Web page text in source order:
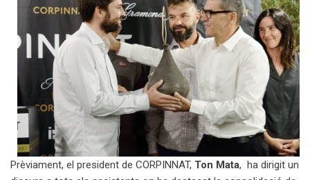
Prèviament, el president de CORPINNAT, Ton Mata, ha dirigit un